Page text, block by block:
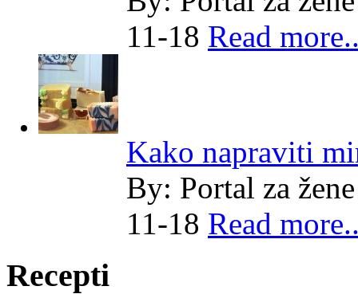
11-18 Read
Kako napraviti
By: Portal za žene
11-18 Read
Recepti